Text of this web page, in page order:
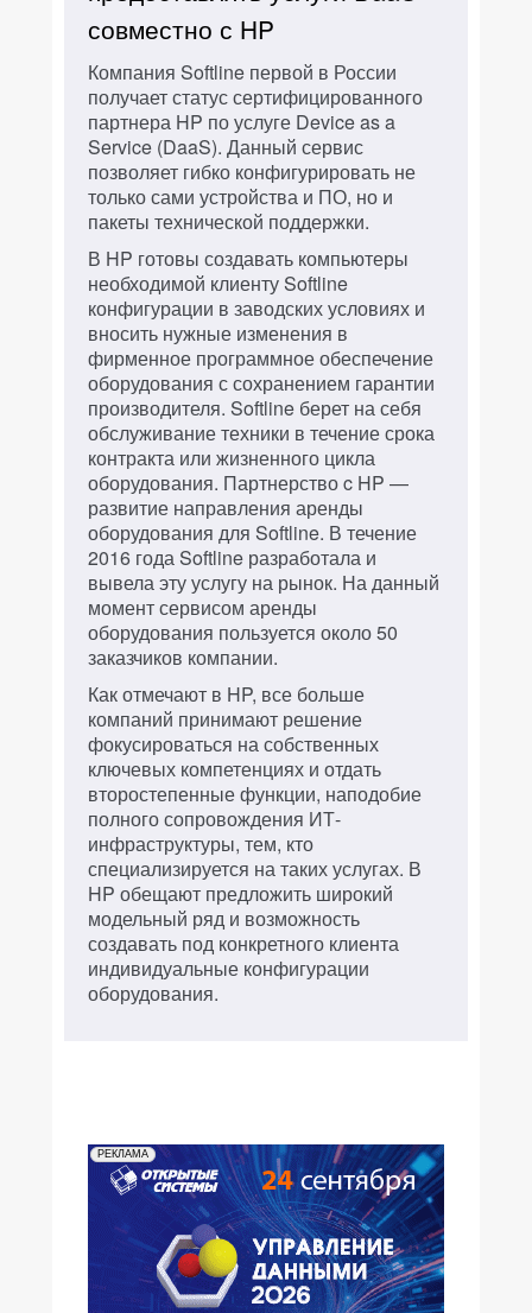
совместно с HP
Компания Softline первой в России
получает статус сертифицированного
партнера HP по услуге Device as a
Service (DaaS). Данный сервис
позволяет гибко конфигурировать не
только сами устройства и ПО, но и
пакеты технической поддержки.
В HP готовы создавать компьютеры
необходимой клиенту Softline
конфигурации в заводских условиях и
вносить нужные изменения в
фирменное программное обеспечение
оборудования с сохранением гарантии
производителя. Softline берет на себя
обслуживание техники в течение срока
контракта или жизненного цикла
оборудования. Партнерство c HP —
развитие направления аренды
оборудования для Softline. В течение
2016 года Softline разработала и
вывела эту услугу на рынок. На данный
момент сервисом аренды
оборудования пользуется около 50
заказчиков компании.
Как отмечают в HP, все больше
компаний принимают решение
фокусироваться на собственных
ключевых компетенциях и отдать
второстепенные функции, наподобие
полного сопровождения ИТ-
инфраструктуры, тем, кто
специализируется на таких услугах. В
HP обещают предложить широкий
модельный ряд и возможность
создавать под конкретного клиента
индивидуальные конфигурации
оборудования.
РЕКЛАМА